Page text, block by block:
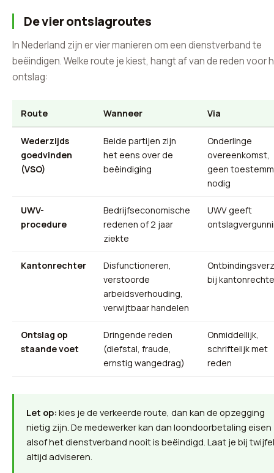
De vier ontslagroutes
In Nederland zijn er vier manieren om een dienstverband te
beëindigen. Welke route je kiest, hangt af van de reden voor
ontslag:
Route Wanneer Via
Wederzijds
goedvinden
(VSO)
Beide partijen zijn
het eens over de
beëindiging
Onderlinge
overeenkomst,
geen
nodig
UWV-
procedure
Bedrijfseconomische
redenen of 2 jaar
ziekte
UWV geeft
Kantonrechter
Disfunctioneren,
verstoorde
arbeidsverhouding,
verwijtbaar handelen
bij
Ontslag op
staande voet
Dringende reden
(diefstal, fraude,
ernstig wangedrag)
Onmiddellijk,
schriftelijk met
reden
Let op: kies je de verkeerde route, dan kan de opzegging
nietig zijn. De medewerker kan dan loondoorbetaling eisen
alsof het dienstverband nooit is beëindigd. Laat je bij twijfel
altijd adviseren.